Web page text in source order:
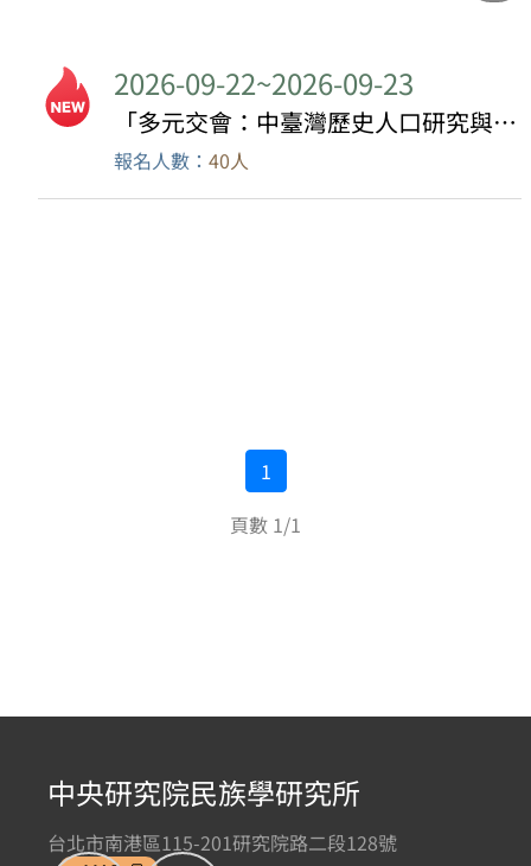
2026-09-22~2026-09-23
「多元交會：中臺灣歷史人口研究與應用」研習營暨研討會
報名人數： 40人
1
頁數 1/1
中央研究院民族學研究所
台北市南港區115-201研究院路二段128號